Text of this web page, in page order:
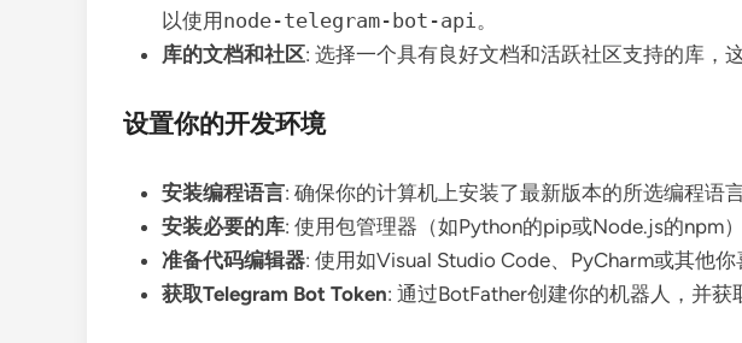
以使用 node-telegram-bot-api。
库的文档和社区: 选择一个具有良好文档和活跃社区支持的库，
设置你的开发环境
安装编程语言: 确保你的计算机上安装了最新版本的所选编程语
安装必要的库: 使用包管理器（如Python的pip或Node.js的npm
准备代码编辑器: 使用如Visual Studio Code、PyCharm或其他
获取Telegram Bot Token: 通过BotFather创建你的机器人，并获